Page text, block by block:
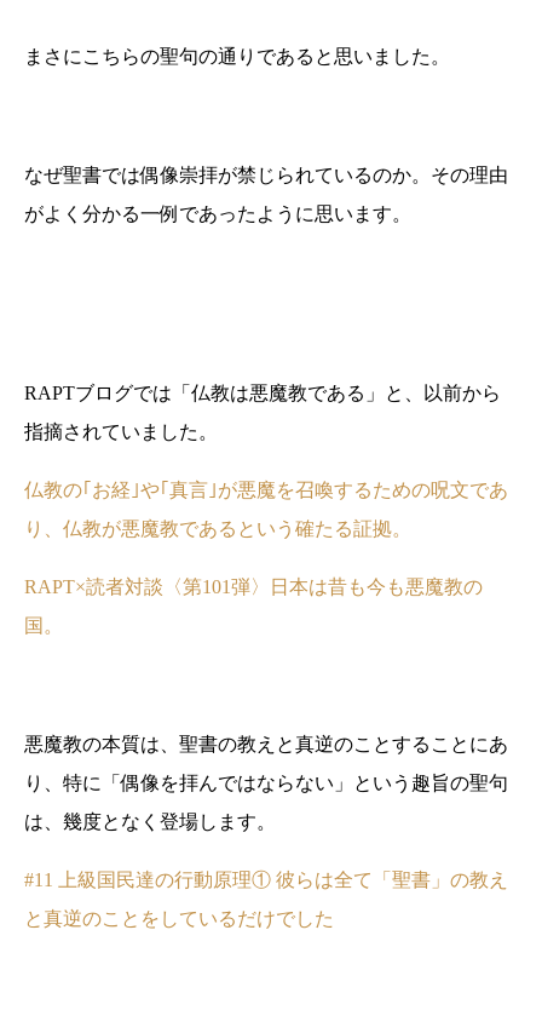
まさにこちらの聖句の通りであると思いました。
なぜ聖書では偶像崇拝が禁じられているのか。その理由
がよく分かる一例であったように思います。
RAPTブログでは「仏教は悪魔教である」と、以前から
指摘されていました。
仏教の｢お経｣や｢真言｣が悪魔を召喚するための呪文であ
り、仏教が悪魔教であるという確たる証拠。
RAPT×読者対談〈第101弾〉日本は昔も今も悪魔教の
国。
悪魔教の本質は、聖書の教えと真逆のことすることにあ
り、特に「偶像を拝んではならない」という趣旨の聖句
は、幾度となく登場します。
#11 上級国民達の行動原理① 彼らは全て「聖書」の教え
と真逆のことをしているだけでした